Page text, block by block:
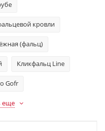
кровли
(фальц)
Кликфальц Line
Gofr
еще